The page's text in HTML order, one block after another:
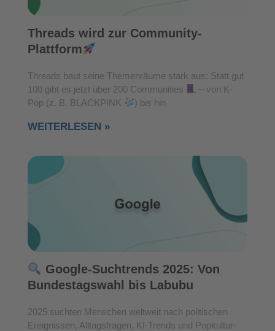
Threads wird zur Community-
Plattform
Threads baut seine Themenräume stark aus: Statt gut
100 gibt es jetzt über 200 Communities
– von K-
Pop (z. B. BLACKPINK
) bis hin
WEITERLESEN »
Google-Suchtrends 2025: Von
Bundestagswahl bis Labubu
2025 suchten Menschen weltweit nach politischen
Ereignissen, Alltagsfragen, KI-Trends und Popkultur-